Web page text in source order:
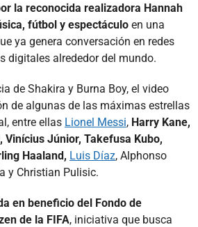
la reconocida realizadora Hannah
fútbol y espectáculo en una
ya genera conversación en redes
digitales alrededor del mundo.
de Shakira y Burna Boy, el video
de algunas de las máximas estrellas
entre ellas Lionel Messi, Harry Kane,
Vinícius Júnior, Takefusa Kubo,
Haaland, Luis Díaz, Alphonso
y Christian Pulisic.
en beneficio del Fondo de
de la FIFA, iniciativa que busca